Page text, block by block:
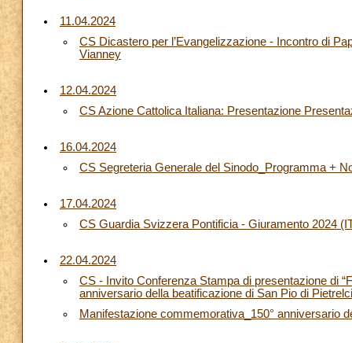
11.04.2024
CS Dicastero per l’Evangelizzazione - Incontro di
Vianney
12.04.2024
CS Azione Cattolica Italiana: Presentazione
16.04.2024
CS Segreteria Generale del Sinodo_Programma +
17.04.2024
CS Guardia Svizzera Pontificia - Giuramento 2024
22.04.2024
CS - Invito Conferenza Stampa di presentazione di
anniversario della beatificazione di San Pio di
Manifestazione commemorativa_150° anniversario